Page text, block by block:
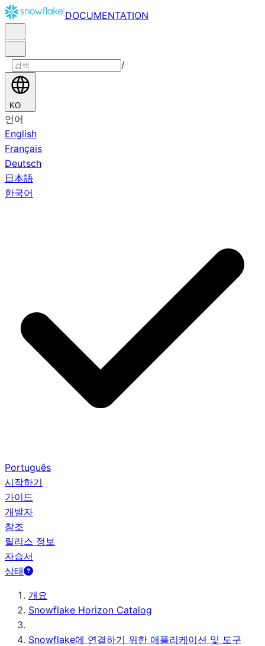
DOCUMENTATION
/
KO
언어
English
Français
Deutsch
日本語
한국어
Português
시작하기
가이드
개발자
참조
릴리스 정보
자습서
상태
개요
Snowflake Horizon Catalog
Snowflake에 연결하기 위한 애플리케이션 및 도구